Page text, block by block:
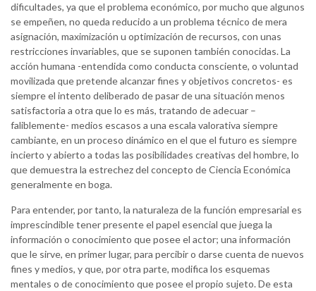
dificultades, ya que el problema económico, por mucho que algunos
se empeñen, no queda reducido a un problema técnico de mera
asignación, maximización u optimización de recursos, con unas
restricciones invariables, que se suponen también conocidas. La
acción humana -entendida como conducta consciente, o voluntad
movilizada que pretende alcanzar fines y objetivos concretos- es
siempre el intento deliberado de pasar de una situación menos
satisfactoria a otra que lo es más, tratando de adecuar –
faliblemente- medios escasos a una escala valorativa siempre
cambiante, en un proceso dinámico en el que el futuro es siempre
incierto y abierto a todas las posibilidades creativas del hombre, lo
que demuestra la estrechez del concepto de Ciencia Económica
generalmente en boga.
Para entender, por tanto, la naturaleza de la función empresarial es
imprescindible tener presente el papel esencial que juega la
información o conocimiento que posee el actor; una información
que le sirve, en primer lugar, para percibir o darse cuenta de nuevos
fines y medios, y que, por otra parte, modifica los esquemas
mentales o de conocimiento que posee el propio sujeto. De esta